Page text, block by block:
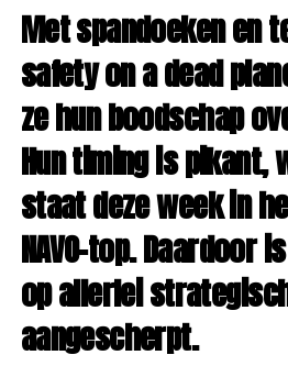
Met spandoeken en
safety on a dead
ze hun boodschap
Hun timing is pikant,
staat deze week in
NAVO-top. Daardoor
op allerlei
aangescherpt.